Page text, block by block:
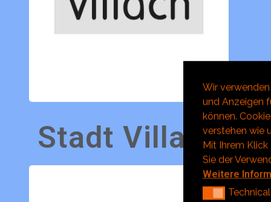
Stadt Villach
Wir
und Anzeigen
können.
verstehen wie
Mit Ihrem
Sie der
Weitere
TechnicalTechnical